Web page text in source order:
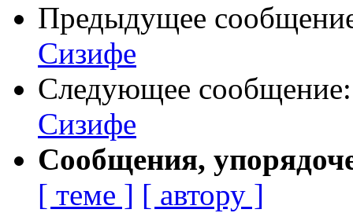
Предыдущее
Сизифе
Следующее
Сизифе
Сообщения,
[ теме ] [ автору ]